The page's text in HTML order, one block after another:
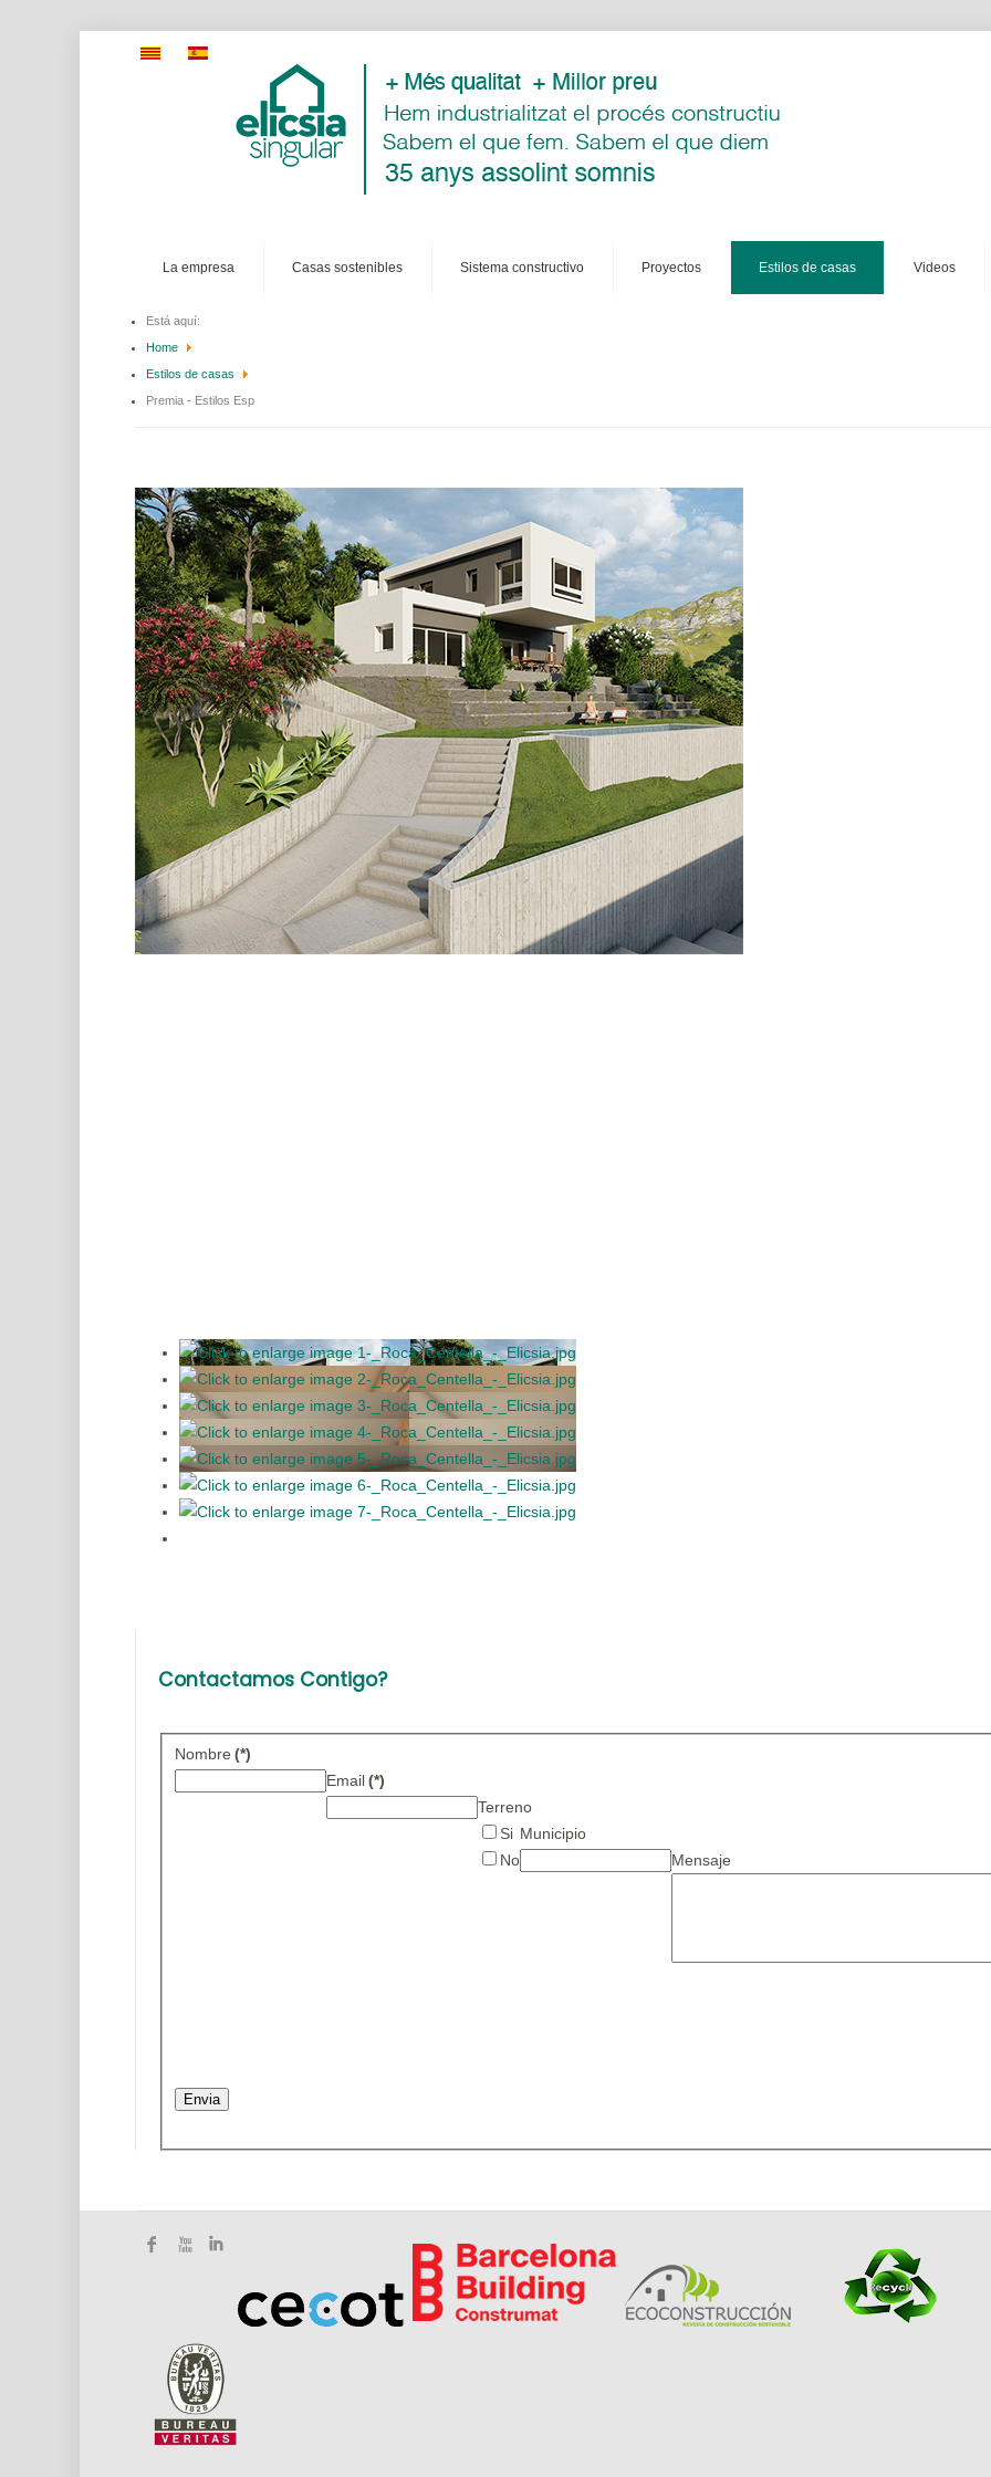
la empresa casas sostenibles sistema constructivo proyectos estilos de casas videos
Está aquí:
Home
Estilos de casas
Premia - Estilos Esp
Contactamos Contigo?
Nombre (*)
Email (*)
Terreno
Si
No
Municipio
Mensaje
Envia